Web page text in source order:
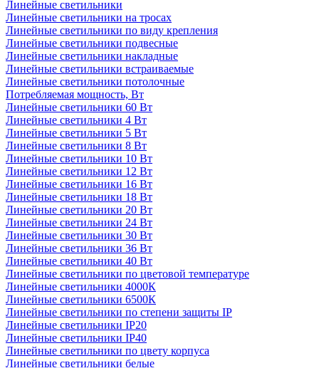
Линейные светильники
Линейные светильники на тросах
Линейные светильники по виду крепления
Линейные светильники подвесные
Линейные светильники накладные
Линейные светильники встраиваемые
Линейные светильники потолочные
Потребляемая мощность, Вт
Линейные светильники 60 Вт
Линейные светильники 4 Вт
Линейные светильники 5 Вт
Линейные светильники 8 Вт
Линейные светильники 10 Вт
Линейные светильники 12 Вт
Линейные светильники 16 Вт
Линейные светильники 18 Вт
Линейные светильники 20 Вт
Линейные светильники 24 Вт
Линейные светильники 30 Вт
Линейные светильники 36 Вт
Линейные светильники 40 Вт
Линейные светильники по цветовой температуре
Линейные светильники 4000К
Линейные светильники 6500К
Линейные светильники по степени защиты IP
Линейные светильники IP20
Линейные светильники IP40
Линейные светильники по цвету корпуса
Линейные светильники белые